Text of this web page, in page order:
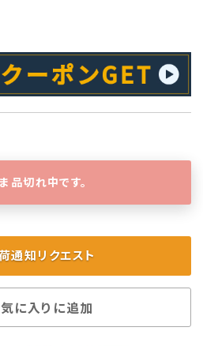
品切れ中です。
通知リクエスト
に入りに追加